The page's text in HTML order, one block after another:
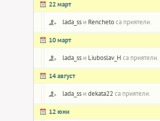
22 март
lada_ss и Renchetoса приятели.
10 март
lada_ss и Liuboslav_H са приятели.
14 август
lada_ss и dekata22 са приятели.
12 юни